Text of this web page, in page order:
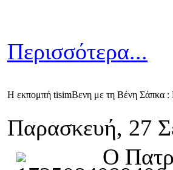
Περισσότερα...
Η εκπομπή tisimΒενη με τη Βένη Σάπκα :
Παρασκευή, 27
Ο